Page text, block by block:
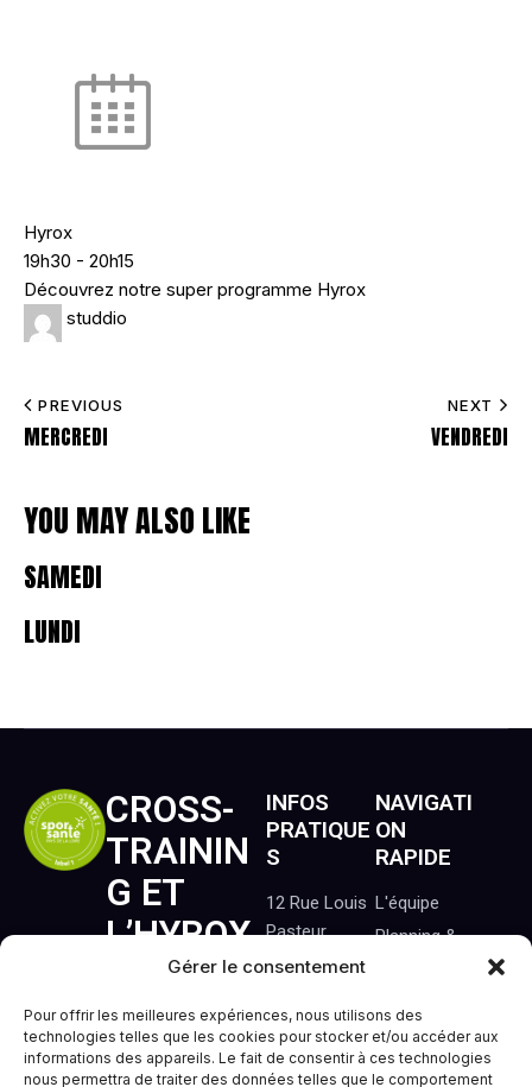
Gérer le consentement
Pour offrir les meilleures expériences, nous utilisons des
technologies telles que les cookies pour stocker et/ou accéder aux
informations des appareils. Le fait de consentir à ces technologies
nous permettra de traiter des données telles que le comportement
Hyrox
19h30 - 20h15
Découvrez notre super programme Hyrox
studdio
PREVIOUS
MERCREDI
NEXT
VENDREDI
YOU MAY ALSO LIKE
SAMEDI
LUNDI
CROSS-
TRAININ
G ET
L’HYROX
TREILLIÈ
RES.
INFOS
PRATIQUE
S
12 Rue Louis
Pasteur
44119
Tél : 06 22 67
53 17
NAVIGATI
ON
RAPIDE
L'équipe
Planning &
Formules
(Motive,